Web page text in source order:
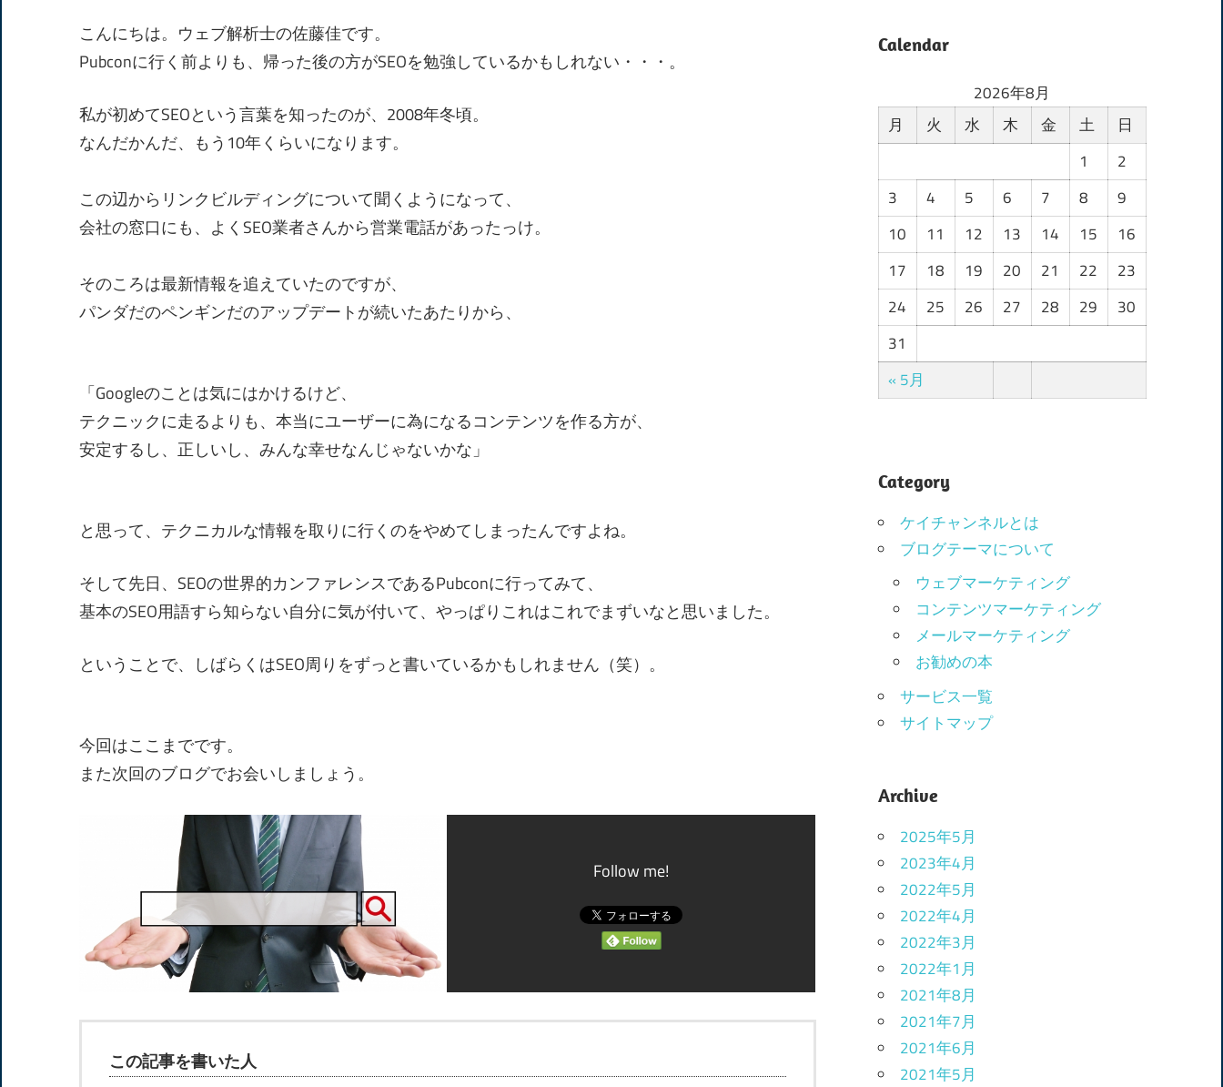
こんにちは。ウェブ解析士の佐藤佳です。
Pubconに行く前よりも、帰った後の方がSEOを勉強しているかもしれない・・・。
私が初めてSEOという言葉を知ったのが、2008年冬頃。
なんだかんだ、もう10年くらいになります。
この辺からリンクビルディングについて聞くようになって、
会社の窓口にも、よくSEO業者さんから営業電話があったっけ。
そのころは最新情報を追えていたのですが、
パンダだのペンギンだのアップデートが続いたあたりから、
「Googleのことは気にはかけるけど、
テクニックに走るよりも、本当にユーザーに為になるコンテンツを作る方が、
安定するし、正しいし、みんな幸せなんじゃないかな」
と思って、テクニカルな情報を取りに行くのをやめてしまったんですよね。
そして先日、SEOの世界的カンファレンスであるPubconに行ってみて、
基本のSEO用語すら知らない自分に気が付いて、やっぱりこれはこれでまずいなと思いました。
ということで、しばらくはSEO周りをずっと書いているかもしれません（笑）。
今回はここまでです。
また次回のブログでお会いしましょう。
Follow me!
この記事を書いた人
Calendar
2026年8月
月
火 水 木 金 土 日
« 5月
1
2
3
4 5 6 7 8
9
10
11 12 13 14 15
16
17
18 19 20 21 22
23
24
25 26 27 28 29
30
31
Category
ケイチャンネルとは
ブログテーマについて
ウェブマーケティング
コンテンツマーケティング
メールマーケティング
お勧めの本
サービス一覧
サイトマップ
Archive
2025年5月
2023年4月
2022年5月
2022年4月
2022年3月
2022年1月
2021年8月
2021年7月
2021年6月
2021年5月